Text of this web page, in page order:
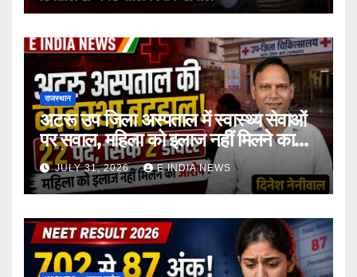
राजस्थान
अटरू उप जिला अस्पताल में स्वास्थ्य सेवाओं
पर सवाल, महिला को इलाज नहीं मिलने का
आरोप
JULY 31, 2026 E INDIA NEWS